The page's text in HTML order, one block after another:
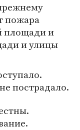
пожара
площади и
и улицы
пострадало.